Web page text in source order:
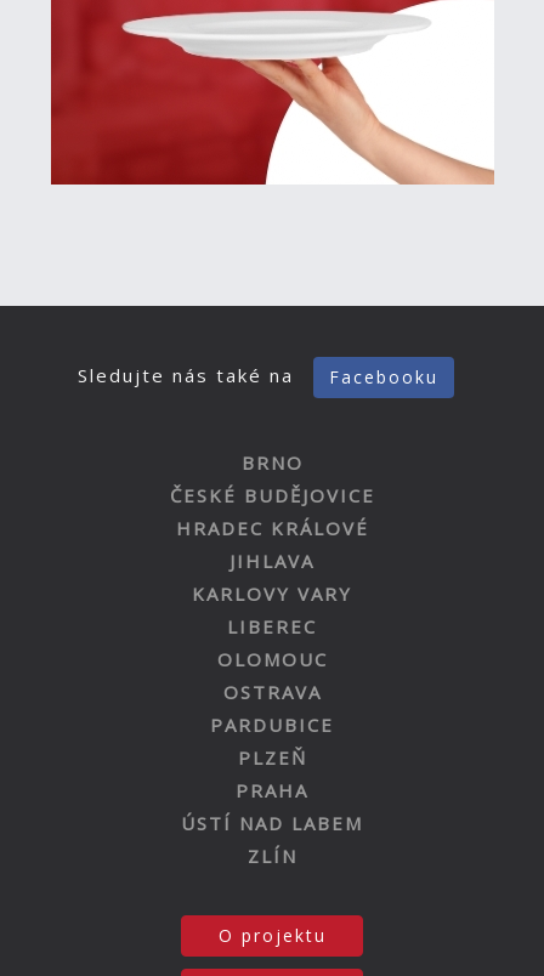
Sledujte nás také na Facebooku
BRNO
ČESKÉ BUDĚJOVICE
HRADEC KRÁLOVÉ
JIHLAVA
KARLOVY VARY
LIBEREC
OLOMOUC
OSTRAVA
PARDUBICE
PLZEŇ
PRAHA
ÚSTÍ NAD LABEM
ZLÍN
O projektu